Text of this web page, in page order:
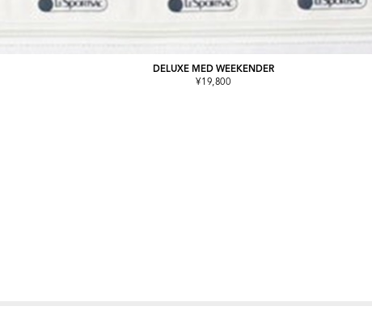
DELUXE MED WEEKENDER
¥19,800